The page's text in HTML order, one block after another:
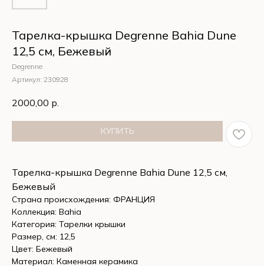
Тарелка-крышка Degrenne Bahia Dune
12,5 см, Бежевый
Degrenne
Артикул: 230928
2000,00 р.
КУПИТЬ
Тарелка-крышка Degrenne Bahia Dune 12,5 см,
Бежевый
Страна происхождения: ФРАНЦИЯ
Коллекция: Bahia
Категория: Тарелки крышки
Размер, см: 12,5
Цвет: Бежевый
Материал: Каменная керамика